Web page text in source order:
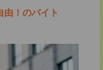
由！のバイト